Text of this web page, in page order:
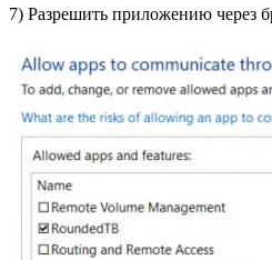
7) Разрешить приложению через